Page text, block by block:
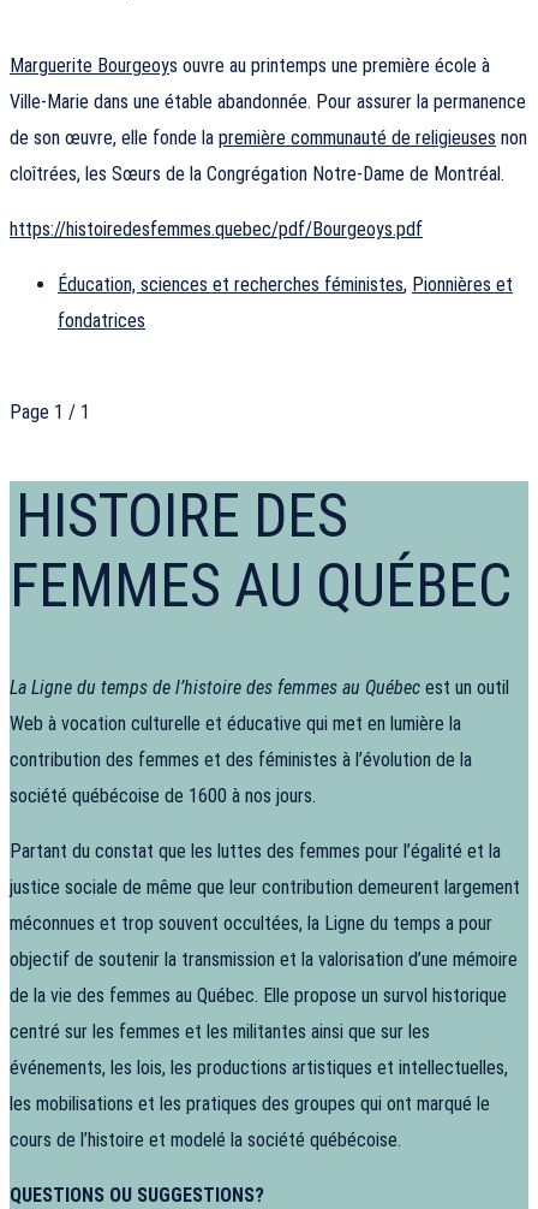
Marguerite Bourgeoys ouvre au printemps une première école à
Ville-Marie dans une étable abandonnée. Pour assurer la permanence
de son œuvre, elle fonde la première communauté de religieuses non
cloîtrées, les Sœurs de la Congrégation Notre-Dame de Montréal.
https://histoiredesfemmes.quebec/pdf/Bourgeoys.pdf
Éducation, sciences et recherches féministes, Pionnières et
fondatrices
Page 1 / 1
HISTOIRE DES
FEMMES AU QUÉBEC
La Ligne du temps de l’histoire des femmes au Québec est un outil
Web à vocation culturelle et éducative qui met en lumière la
contribution des femmes et des féministes à l’évolution de la
société québécoise de 1600 à nos jours.
Partant du constat que les luttes des femmes pour l’égalité et la
justice sociale de même que leur contribution demeurent largement
méconnues et trop souvent occultées, la Ligne du temps a pour
objectif de soutenir la transmission et la valorisation d’une mémoire
de la vie des femmes au Québec. Elle propose un survol historique
centré sur les femmes et les militantes ainsi que sur les
événements, les lois, les productions artistiques et intellectuelles,
les mobilisations et les pratiques des groupes qui ont marqué le
cours de l’histoire et modelé la société québécoise.
QUESTIONS OU SUGGESTIONS?